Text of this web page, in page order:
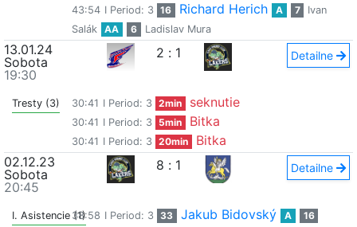
43:54 I Period: 3 16 Richard Herich A 7
Ivan
Salák
AA 6 Ladislav Mura
13.01.24
Sobota
19:30
2 : 1 Detailne
Tresty (3) 30:41 I Period: 3 2min seknutie
30:41 I Period: 3 5min Bitka
30:41 I Period: 3 20min
Bitka
02.12.23
Sobota
20:45
8 : 1 Detailne
I. Asistencie (1)38:58 I Period: 3 33 Jakub Bidovský A
16